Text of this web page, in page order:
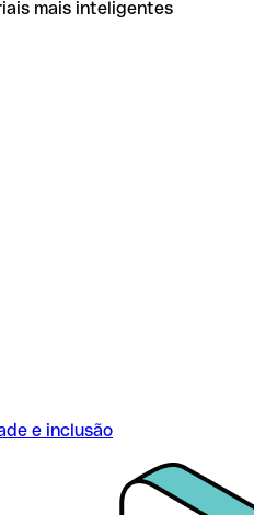
mais inteligentes
e inclusão